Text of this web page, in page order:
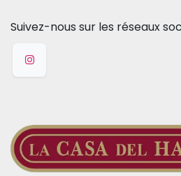
Suivez-nous sur les réseaux